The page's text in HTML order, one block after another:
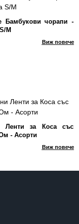
Бамбукови чорапи -
M
Виж повече
Ленти за Коса със
- Асорти
Виж повече